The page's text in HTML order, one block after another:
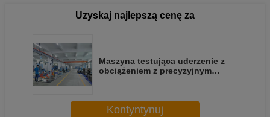
Uzyskaj najlepszą cenę za
Maszyna testująca uderzenie z
obciążeniem z precyzyjnym
Kontyntynuj